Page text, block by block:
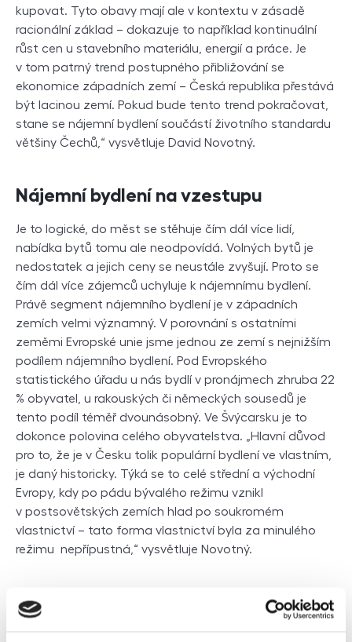
kupovat. Tyto obavy mají ale v kontextu v zásadě
racionální základ – dokazuje to například kontinuální
růst cen u stavebního materiálu, energií a práce. Je
v tom patrný trend postupného přibližování se
ekonomice západních zemí – Česká republika přestává
být lacinou zemí. Pokud bude tento trend pokračovat,
stane se nájemní bydlení součástí životního standardu
většiny Čechů,“ vysvětluje David Novotný.
Nájemní bydlení na vzestupu
Je to logické, do měst se stěhuje čím dál více lidí,
nabídka bytů tomu ale neodpovídá. Volných bytů je
nedostatek a jejich ceny se neustále zvyšují. Proto se
čím dál více zájemců uchyluje k nájemnímu bydlení.
Právě segment nájemního bydlení je v západních
zemích velmi významný. V porovnání s ostatními
zeměmi Evropské unie jsme jednou ze zemí s nejnižším
podílem nájemního bydlení. Pod Evropského
statistického úřadu u nás bydlí v pronájmech zhruba 22
% obyvatel, u rakouských či německých sousedů je
tento podíl téměř dvounásobný. Ve Švýcarsku je to
dokonce polovina celého obyvatelstva. „Hlavní důvod
pro to, že je v Česku tolik populární bydlení ve vlastním,
je daný historicky. Týká se to celé střední a východní
Evropy, kdy po pádu bývalého režimu vznikl
v postsovětských zemích hlad po soukromém
vlastnictví – tato forma vlastnictví byla za minulého
režimu nepřípustná,“ vysvětluje Novotný.